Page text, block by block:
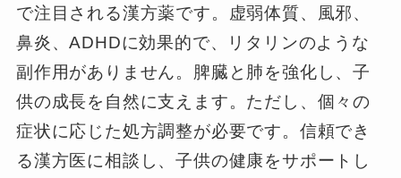
で注目される漢方薬です。虚弱体質、風邪、
鼻炎、ADHDに効果的で、リタリンのような
副作用がありません。脾臓と肺を強化し、子
供の成長を自然に支えます。ただし、個々の
症状に応じた処方調整が必要です。信頼でき
る漢方医に相談し、子供の健康をサポートし